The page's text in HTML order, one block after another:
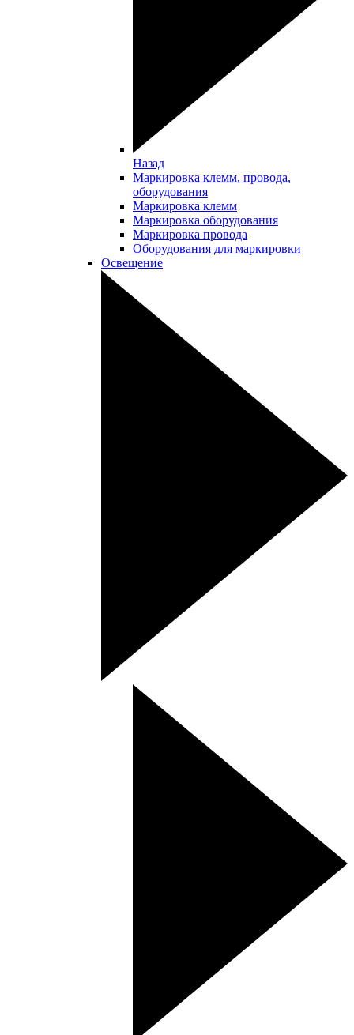
Назад
Маркировка клемм, провода,
оборудования
Маркировка клемм
Маркировка оборудования
Маркировка провода
Оборудования для маркировки
Освещение